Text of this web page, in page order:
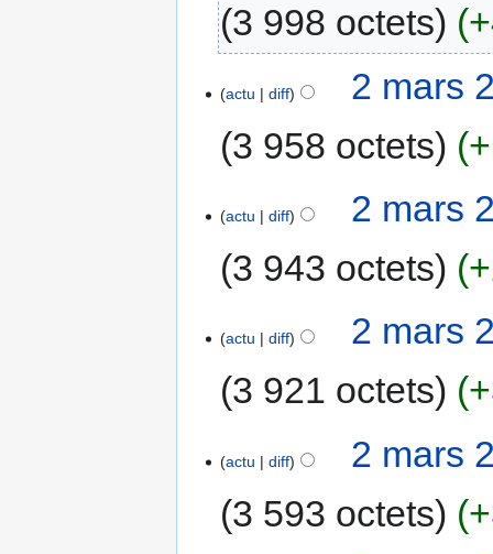
3 998 octets
actu diff
2 mars
3 958 octets
actu diff
2 mars
3 943 octets
actu diff
2 mars
3 921 octets
actu diff
2 mars
3 593 octets